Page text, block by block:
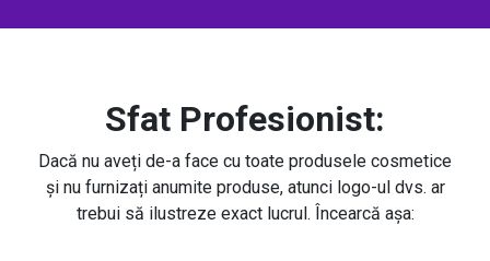
Sfat Profesionist:
Dacă nu aveți de-a face cu toate produsele cosmetice
și nu furnizați anumite produse, atunci logo-ul dvs. ar
trebui să ilustreze exact lucrul. Încearcă așa: